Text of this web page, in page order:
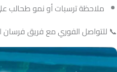
ملاحظة ترسبات أو نمو طحالب
📞 للتواصل الفوري مع فريق فرسان